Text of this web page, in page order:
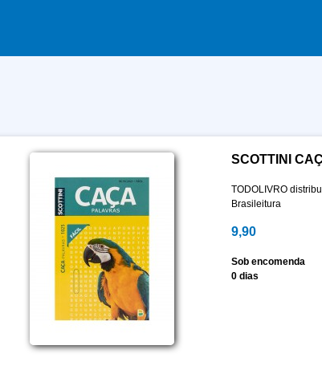
SCOTTINI
TODOLIVRO
Brasileitura
9,90
Sob encomenda
0 dias